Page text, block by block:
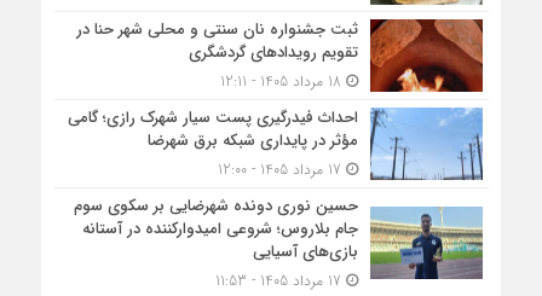
ثبت جشنواره نان سنتی و محلی شهر حنا در
تقویم رویداد‌های گردشگری
احداث فیدرگیری پست سیار شهرک رازی؛ گامی
مؤثر در پایداری شبکه برق شهرضا
حسین نوری دونده شهرضایی بر سکوی سوم
جام بلاروس؛ شروعی امیدوارکننده در آستانه
بازی‌های آسیایی